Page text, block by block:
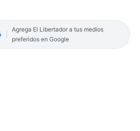
Agrega El Libertador a tus medios
preferidos en Google